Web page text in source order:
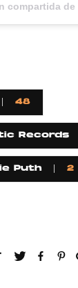
compartida de
48
Records
Puth 2